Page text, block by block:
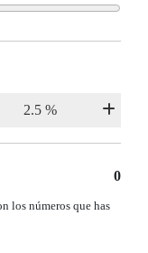
0
los números que has